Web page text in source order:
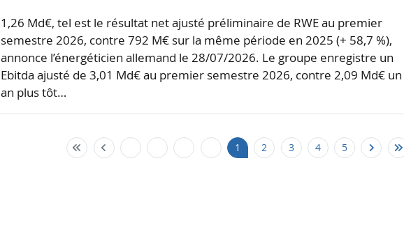
1,26 Md€, tel est le résultat net ajusté préliminaire de RWE au premier
semestre 2026, contre 792 M€ sur la même période en 2025 (+ 58,7 %),
annonce l’énergéticien allemand le 28/07/2026. Le groupe enregistre un
Ebitda ajusté de 3,01 Md€ au premier semestre 2026, contre 2,09 Md€ un
an plus tôt…
1 2 3 4 5